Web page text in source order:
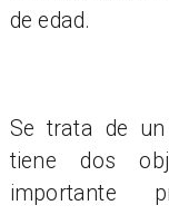
de edad.
Se trata de un
tiene dos
importante